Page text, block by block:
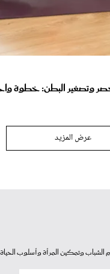
وتصغير البطن: خطوة
عرض المزيد
الشباب وتمكين المرأة وأسلوب